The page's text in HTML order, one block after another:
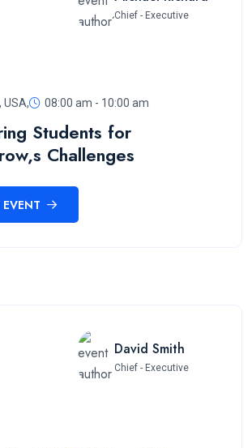
Chief - Executive
USA, 08:00 am - 10:00 am
Students for
Challenges
David Smith
Chief - Executive